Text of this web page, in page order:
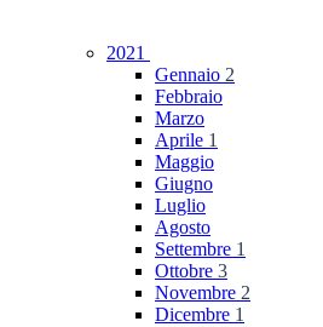
2021
Gennaio 2
Febbraio
Marzo
Aprile 1
Maggio
Giugno
Luglio
Agosto
Settembre 1
Ottobre 3
Novembre 2
Dicembre 1